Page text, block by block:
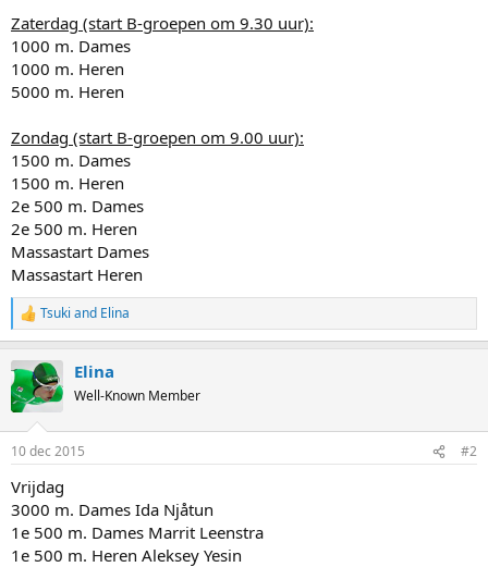
Zaterdag (start B-groepen om 9.30 uur):
1000 m. Dames
1000 m. Heren
5000 m. Heren
Zondag (start B-groepen om 9.00 uur):
1500 m. Dames
1500 m. Heren
2e 500 m. Dames
2e 500 m. Heren
Massastart Dames
Massastart Heren
R
e
c
t
i
s
Tsuki and Elina
Elina
Well-Known Member
10 dec 2015 #2
Vrijdag
3000 m. Dames Ida Njåtun
1e 500 m. Dames Marrit Leenstra
1e 500 m. Heren Aleksey Yesin